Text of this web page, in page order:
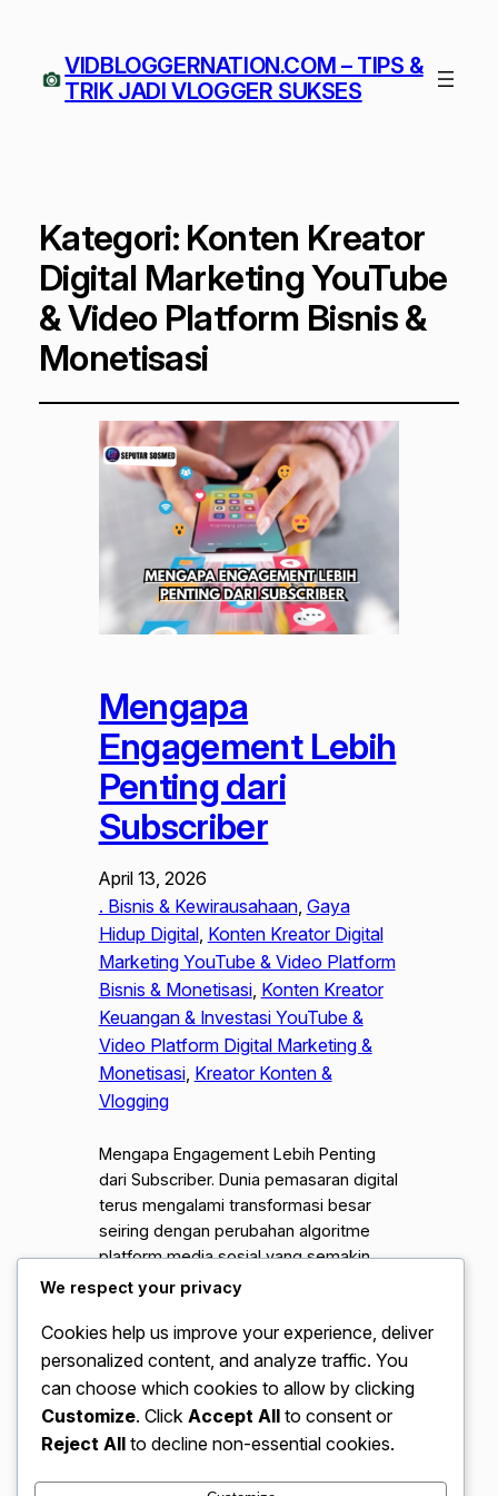
VIDBLOGGERNATION.COM – TIPS &
TRIK JADI VLOGGER SUKSES
Kategori: Konten Kreator
Digital Marketing YouTube
& Video Platform Bisnis &
Monetisasi
Mengapa
Engagement Lebih
Penting dari
Subscriber
April 13, 2026
. Bisnis & Kewirausahaan, Gaya
Hidup Digital, Konten Kreator Digital
Marketing YouTube & Video Platform
Bisnis & Monetisasi, Konten Kreator
Keuangan & Investasi YouTube &
Video Platform Digital Marketing &
Monetisasi, Kreator Konten &
Vlogging
Mengapa Engagement Lebih Penting
dari Subscriber. Dunia pemasaran digital
terus mengalami transformasi besar
seiring dengan perubahan algoritme
platform media sosial yang semakin
dinamis dan kompleks. Dahulu, banyak
pengikut atau subscriber adalah
indikator utama kesuksesan sebuah
akun, padahal realitasnya tidak selalu
demikian. Saat ini, para pakar
pemasaran mulai menyadari bahwa
We respect your privacy
Cookies help us improve your experience, deliver
personalized content, and analyze traffic. You
can choose which cookies to allow by clicking
Customize. Click Accept All to consent or
Reject All to decline non-essential cookies.